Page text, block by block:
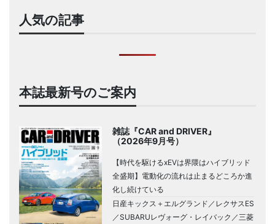
人気の記事
本誌最新号のご案内
雑誌『CAR and DRIVER』
（2026年9月号）
【時代を駆けるxEVは界隈はハイブリッド
全盛期】電動化の流れは止まるどころか進
化し続けている
日産キックス＋エルグランド／レクサスES
／SUBARUレヴォーグ・レイバック／三菱